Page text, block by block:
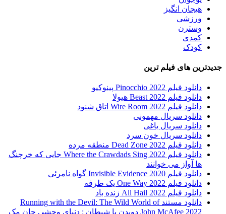
هیجان انگیز
ورزشی
وسترن
کمدی
کودک
جدیدترین های فیلم ترین
دانلود فیلم Pinocchio 2022 پینوکیو
دانلود فیلم Beast 2022 هیولا
دانلود فیلم Wire Room 2022 اتاق شنود
دانلود سریال مهمونی
دانلود سریال یاغی
دانلود سریال خون سرد
دانلود فیلم 2022 Dead Zone منطقه مرده
دانلود فیلم Where the Crawdads Sing 2022 جایی که خرچنگ
ها آواز می خوانند
دانلود فیلم 2020 Invisible Evidence گواه نامرئی
دانلود فیلم One Way 2022 یک طرفه
دانلود فیلم All Hail 2022 زنده باد
دانلود مستند Running with the Devil: The Wild World of
John McAfee 2022 دویدن با شیطان : دنیای وحشی جان مک